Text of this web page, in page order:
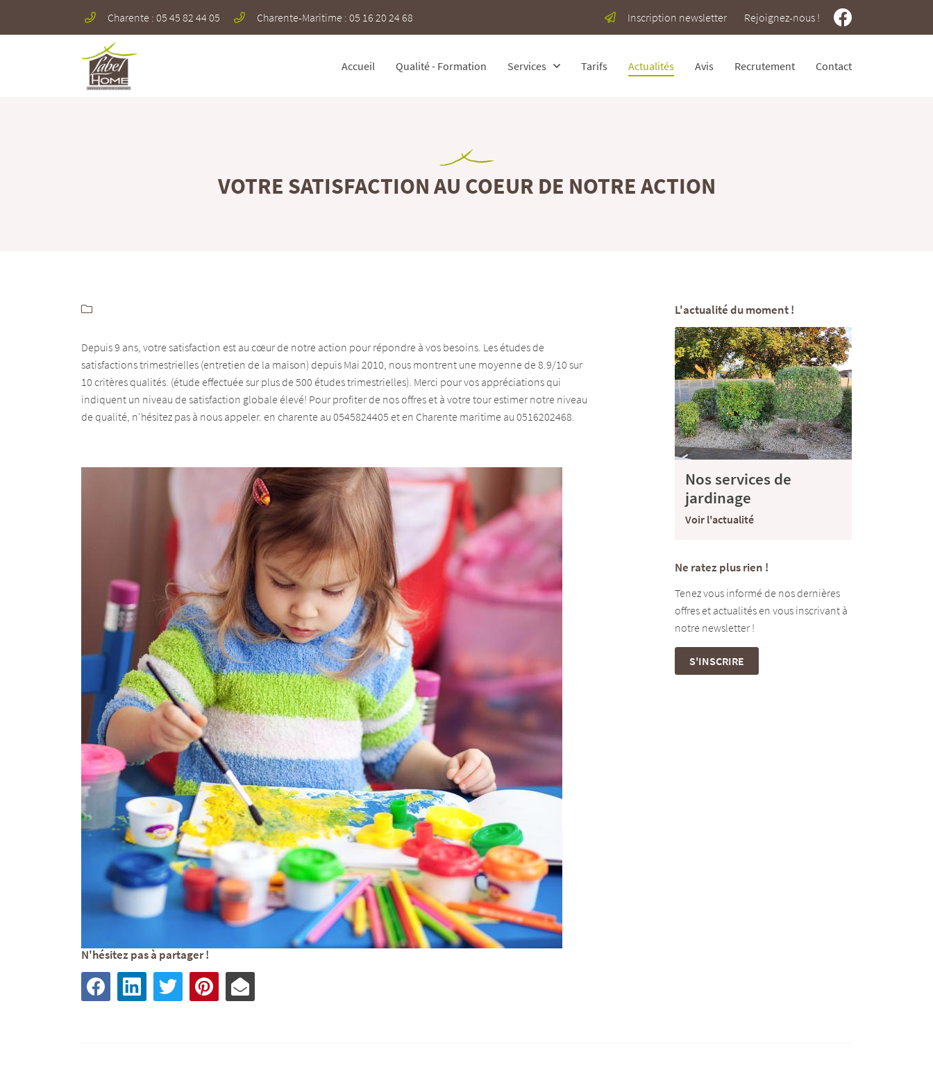
Charente : 05 45 82 44 05 Charente-Maritime : 05 16 20 24 68 Inscription newsletter Rejoignez-nous !
Accueil Qualité - Formation Services Tarifs Actualités Avis Recrutement Contact
712 Avenue de la Grande Champagne
En cochant cette case, vous consentez à recevoir nos propositions commerciales à l'adresse
INSCRIPTION
VOTRE SATISFACTION AU COEUR DE NOTRE ACTION

Depuis 9 ans, votre satisfaction est au cœur de notre action pour répondre à vos besoins. Les études de
satisfactions trimestrielles (entretien de la maison) depuis Mai 2010, nous montrent une moyenne de 8.9/10 sur
10 critères qualités. (étude effectuée sur plus de 500 études trimestrielles). Merci pour vos appréciations qui
indiquent un niveau de satisfaction globale élevé! Pour profiter de nos offres et à votre tour estimer notre niveau
de qualité, n'hésitez pas à nous appeler. en charente au 0545824405 et en Charente maritime au 0516202468.
N'hésitez pas à partager !
L'actualité du moment !
Nos services de
jardinage
Voir l'actualité
Ne ratez plus rien !
Tenez vous informé de nos dernières
offres et actualités en vous inscrivant à
notre newsletter !
S'INSCRIRE